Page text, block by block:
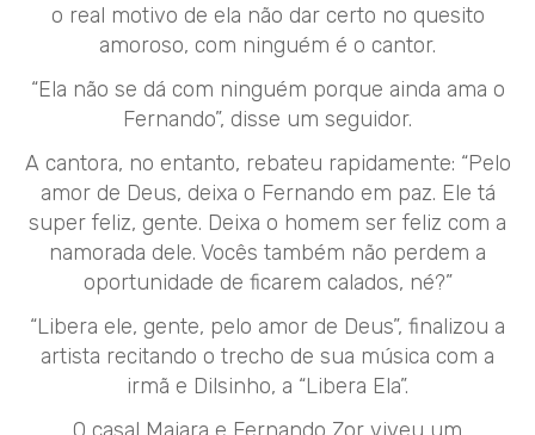
o real motivo de ela não dar certo no quesito
amoroso, com ninguém é o cantor.
“Ela não se dá com ninguém porque ainda ama o
Fernando”, disse um seguidor.
A cantora, no entanto, rebateu rapidamente: “Pelo
amor de Deus, deixa o Fernando em paz. Ele tá
super feliz, gente. Deixa o homem ser feliz com a
namorada dele. Vocês também não perdem a
oportunidade de ficarem calados, né?”
“Libera ele, gente, pelo amor de Deus”, finalizou a
artista recitando o trecho de sua música com a
irmã e Dilsinho, a “Libera Ela”.